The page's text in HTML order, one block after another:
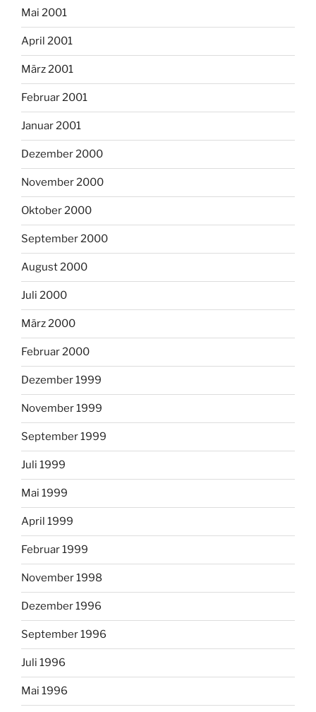
Mai 2001
April 2001
März 2001
Februar 2001
Januar 2001
Dezember 2000
November 2000
Oktober 2000
September 2000
August 2000
Juli 2000
März 2000
Februar 2000
Dezember 1999
November 1999
September 1999
Juli 1999
Mai 1999
April 1999
Februar 1999
November 1998
Dezember 1996
September 1996
Juli 1996
Mai 1996